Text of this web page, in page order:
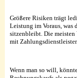
Größere Risiken trägt
Leistung im Voraus, was
sitzenbleibt. Die meisten
mit
Wenn man so will,